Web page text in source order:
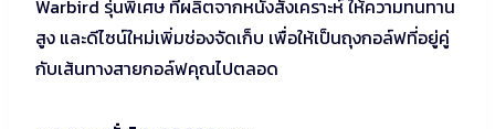
Warbird รุ่นพิเศษ ที่ผลิตจากหนังสังเคราะห์ ให้ความทนทาน
สูง และดีไซน์ใหม่เพิ่มช่องจัดเก็บ เพื่อให้เป็นถุงกอล์ฟที่อยู่คู่
กับเส้นทางสายกอล์ฟคุณไปตลอด